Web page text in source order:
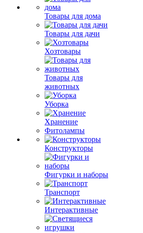
Товары для дома
Товары для дачи
Хозтовары
Товары для
животных
Уборка
Хранение
Фитолампы
Конструкторы
Фигурки и наборы
Транспорт
Интерактивные